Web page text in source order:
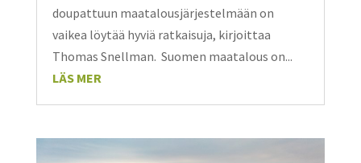
doupattuun maatalousjärjestelmään on
vaikea löytää hyviä ratkaisuja, kirjoittaa
Thomas Snellman. Suomen maatalous on...
LÄS MER